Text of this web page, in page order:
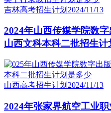
吉林高考招生计划 2024/11/13
2024年山西传媒学院数
山西文科本科二批招生计
山西高考招生计划 2024/11/13
2024年张家界航空工业